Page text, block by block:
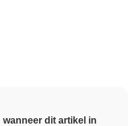
dit artikel in